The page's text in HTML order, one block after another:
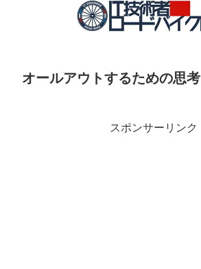
オールアウトするための思考
スポンサーリンク